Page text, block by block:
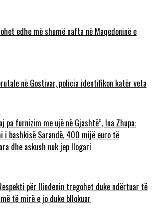
edhe më shumë nafta në Maqedoninë e
në Gostivar, policia identifikon katër veta
pa furnizim me ujë në Gjashtë”, Ina Zhupa:
i bashkisë Sarandë, 400 mijë euro të
dhe askush nuk jep llogari
për Ilindenin tregohet duke ndërtuar të
të mirë e jo duke bllokuar